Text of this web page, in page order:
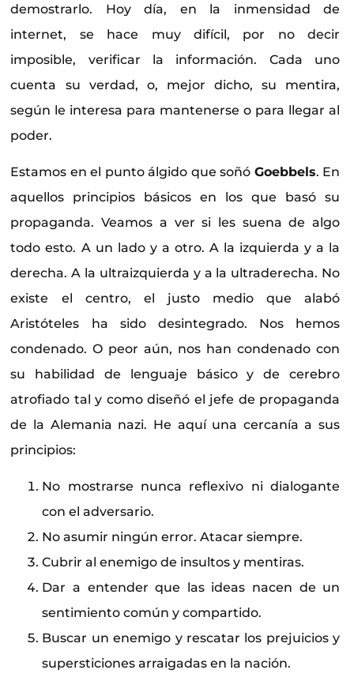
demostrarlo. Hoy día, en la inmensidad de
internet, se hace muy difícil, por no decir
imposible, verificar la información. Cada uno
cuenta su verdad, o, mejor dicho, su mentira,
según le interesa para mantenerse o para llegar al
poder.
Estamos en el punto álgido que soñó Goebbels. En
aquellos principios básicos en los que basó su
propaganda. Veamos a ver si les suena de algo
todo esto. A un lado y a otro. A la izquierda y a la
derecha. A la ultraizquierda y a la ultraderecha. No
existe el centro, el justo medio que alabó
Aristóteles ha sido desintegrado. Nos hemos
condenado. O peor aún, nos han condenado con
su habilidad de lenguaje básico y de cerebro
atrofiado tal y como diseñó el jefe de propaganda
de la Alemania nazi. He aquí una cercanía a sus
principios:
No mostrarse nunca reflexivo ni dialogante
con el adversario.
No asumir ningún error. Atacar siempre.
Cubrir al enemigo de insultos y mentiras.
Dar a entender que las ideas nacen de un
sentimiento común y compartido.
Buscar un enemigo y rescatar los prejuicios y
supersticiones arraigadas en la nación.